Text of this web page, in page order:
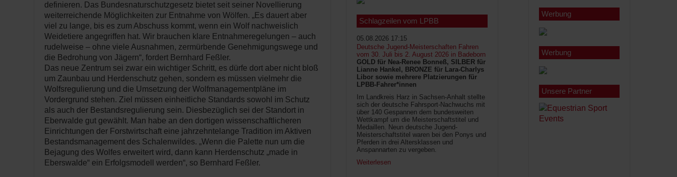
definieren. Das Bundesnaturschutzgesetz bietet seit seiner Novellierung
weiterreichende Möglichkeiten zur Entnahme von Wölfen. „Es dauert aber
viel zu lange, bis es zum Abschuss kommt, wenn ein Wolf nachweislich
Weidetiere angegriffen hat. Wir brauchen klare Entnahmeregelungen – auch
rudelweise – ohne viele Ausnahmen, zermürbende Genehmigungswege und
die Bedrohung von Jägern“, fordert Bernhard Feßler.
Das neue Zentrum sei zwar ein wichtiger Schritt, es dürfe dort aber nicht bloß
um Zaunbau und Herdenschutz gehen, sondern es müssen vielmehr die
Wolfsregulierung und die Umsetzung der Wolfmanagementpläne im
Vordergrund stehen. Ziel müssen einheitliche Standards sowohl im Schutz
als auch der Bestandsregulierung sein. Diesbezüglich sei der Standort in
Eberwalde gut gewählt. Man habe an den dortigen wissenschaftlicheren
Einrichtungen der Forstwirtschaft eine jahrzehntelange Tradition im Aktiven
Bestandsmanagement des Schalenwildes. „Wenn die Palette nun um die
Bejagung des Wolfes erweitert wird, dann kann Herdenschutz „made in
Eberswalde“ ein Erfolgsmodell werden“, so Bernhard Feßler.
Schlagzeilen vom LPBB
05.08.2026 17:15
Deutsche Jugend-Meisterschaften Fahren
vom 30. Juli bis 2. August 2026 in Badeborn
GOLD für Nea-Renee Bonneß, SILBER für
Lianne Hankel, BRONZE für Lara-Charlys
Libor sowie mehrere Platzierungen für
LPBB-Fahrer*innen
Im Landkreis Harz in Sachsen-Anhalt stellte
sich der deutsche Fahrsport-Nachwuchs mit
über 140 Gespannen dem bundesweiten
Wettkampf um die Meisterschaftstitel und
Medaillen. Neun deutsche Jugend-
Meisterschaftstitel waren bei den Ponys und
Pferden in drei Altersklassen und
Anspannarten zu vergeben.
Weiterlesen
Werbung
Werbung
Unsere Partner